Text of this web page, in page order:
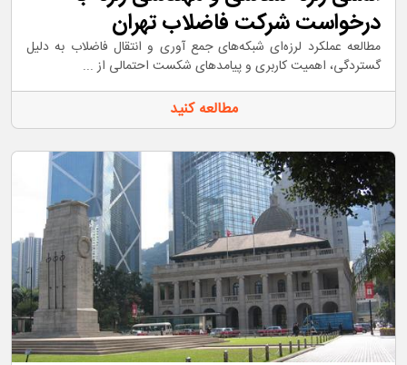
درخواست شرکت فاضلاب تهران
مطالعه عملکرد لرزه‌ای شبکه‌های جمع آوری و انتقال فاضلاب به دلیل
گستردگی، اهمیت کاربری و پیامدهای شکست احتمالی از ...
مطالعه کنید